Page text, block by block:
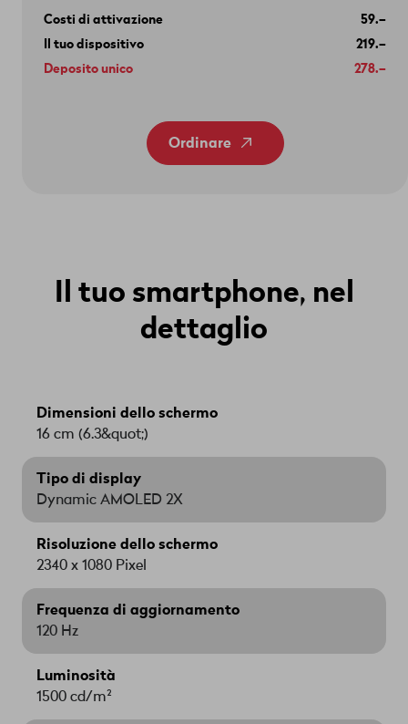
Costi di attivazione
59.–
Il tuo dispositivo
219.–
Deposito unico
278.–
Ordinare
Il tuo smartphone, nel
dettaglio
Dimensioni dello schermo
16 cm (6.3&quot;)
Tipo di display
Dynamic AMOLED 2X
Risoluzione dello schermo
2340 x 1080 Pixel
Frequenza di aggiornamento
120 Hz
Luminosità
1500 cd/m²